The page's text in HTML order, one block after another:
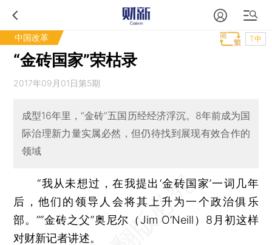
中国改革 T中
“金砖国家”荣枯录
2017年09月01日第5期
成型16年里，“金砖”五国历经经济浮沉。8年前成为国
际治理新力量实属必然，但仍待找到展现有效合作的
领域
“我从未想过，在我提出‘金砖国家’一词几年
后，他们的领导人会将其上升为一个政治俱乐
部。”“金砖之父”奥尼尔（Jim O’Neill）8月初这样
对财新记者讲述。